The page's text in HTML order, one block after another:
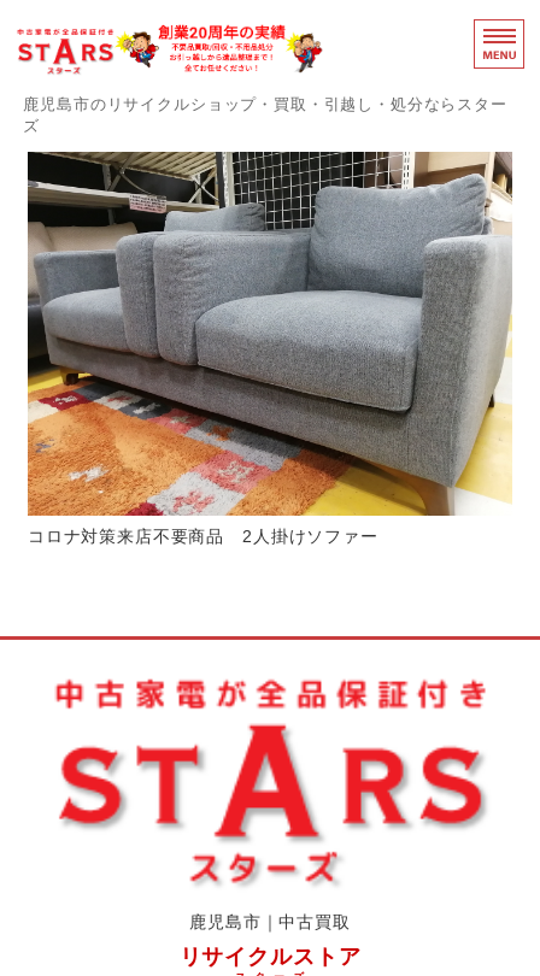
鹿児島の
鹿児島市のリサイクルショップ・買取・引越し・処分ならスター
ズ
スターズの誇りと強み
障がい者支援事業部
事務用品買取中
感染症対策
お問い合わせ
コロナ対策来店不要商品 2人掛けソファー
鹿児島市｜中古買取
リサイクルストア